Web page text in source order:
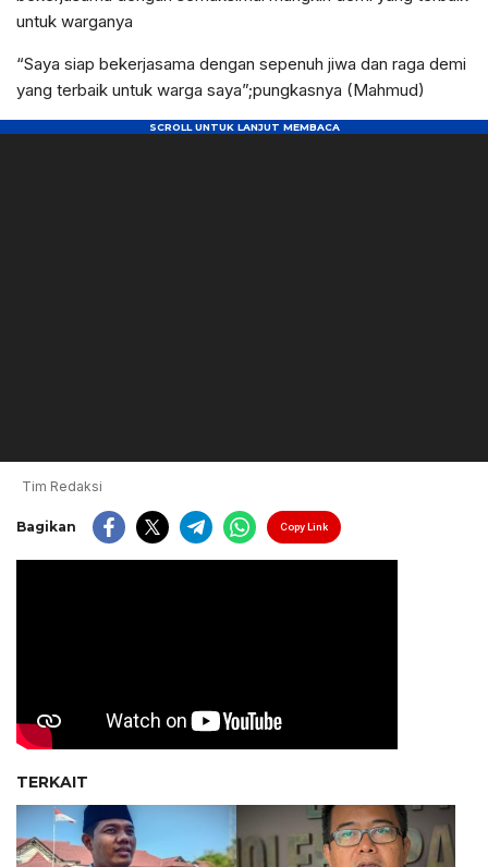
untuk warganya
“Saya siap bekerjasama dengan sepenuh jiwa dan raga demi
yang terbaik untuk warga saya”;pungkasnya (Mahmud)
Tim Redaksi
Bagikan Copy Link
TERKAIT